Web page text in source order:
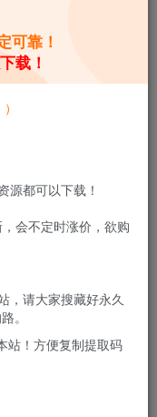
关注
0 2.9W+ 4W+
无压缩，无本站水
、DJAWA、
部分在海外混得风
。
一个。它不仅没被
让日本那边的顶流
北彩花）、
可靠！
载！
源都可以下载！
会不定时涨价，欲购
，请大家搜藏好永久
。
站！方便复制提取码